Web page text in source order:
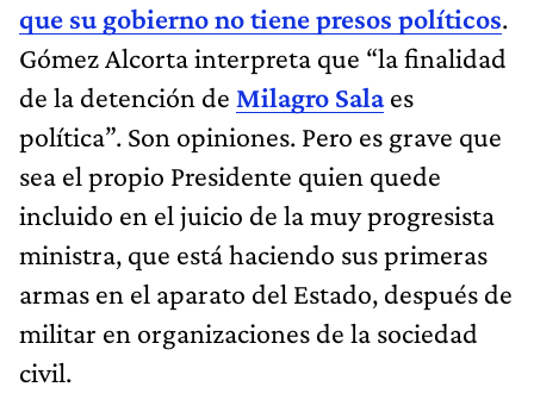
que su gobierno no tiene presos políticos.
Gómez Alcorta interpreta que “la finalidad
de la detención de Milagro Salaes
política”. Son opiniones. Pero es grave que
sea el propio Presidente quien quede
incluido en el juicio de la muy progresista
ministra, que está haciendo sus primeras
armas en el aparato del Estado, después de
militar en organizaciones de la sociedad
civil.